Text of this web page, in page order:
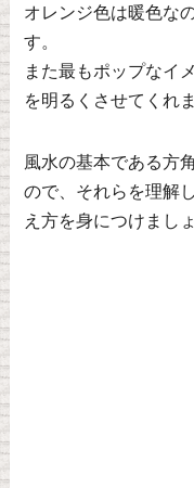
オレンジ色は暖色な
す。
また最もポップなイ
を明るくさせてくれま
風水の基本である方
ので、それらを理解
え方を身につけましょ